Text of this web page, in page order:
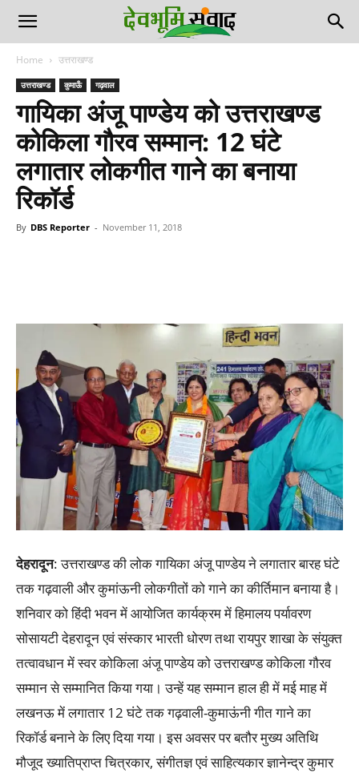
Home उत्तराखण्ड
उत्तराखण्ड कुमाऊँ गढ़वाल
गायिका अंजू पाण्डेय को उत्तराखण्ड
कोकिला गौरव सम्मान: 12 घंटे
लगातार लोकगीत गाने का बनाया
रिकॉर्ड
By DBS Reporter - November 11, 2018
देहरादून: उत्तराखण्ड की लोक गायिका अंजू पाण्डेय ने लगातार बारह घंटे
तक गढ़वाली और कुमांऊनी लोकगीतों को गाने का कीर्तिमान बनाया है।
शनिवार को हिंदी भवन में आयोजित कार्यक्रम में हिमालय पर्यावरण
सोसायटी देहरादून एवं संस्कार भारती धोरण तथा रायपुर शाखा के संयुक्त
तत्वावधान में स्वर कोकिला अंजू पाण्डेय को उत्तराखण्ड कोकिला गौरव
सम्मान से सम्मानित किया गया। उन्हें यह सम्मान हाल ही में मई माह में
लखनऊ में लगातार 12 घंटे तक गढ़वाली-कुमाऊंनी गीत गाने का
रिकॉर्ड बनाने के लिए दिया गया। इस अवसर पर बतौर मुख्य अतिथि
मौजूद ख्यातिप्राप्त चित्रकार, संगीतज्ञ एवं साहित्यकार ज्ञानेन्द्र कुमार